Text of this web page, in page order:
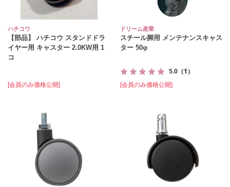
ハチコウ
【部品】 ハチコウ スタンドドラ
イヤー用 キャスター 2.0KW用 1
コ
[会員のみ価格公開]
ドリーム産業
スチール脚用 メンテナンスキャス
ター 50φ
5.0 （1）
[会員のみ価格公開]